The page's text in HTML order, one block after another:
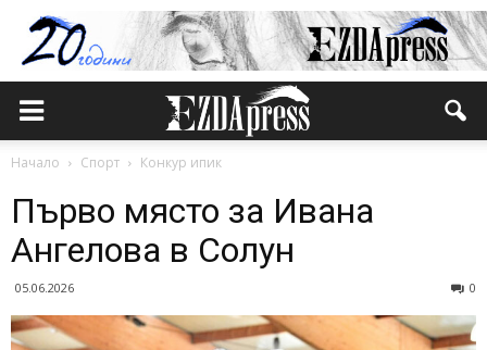
Начало Спорт Конкур ипик
Първо място за Ивана
Ангелова в Солун
05.06.2026 0